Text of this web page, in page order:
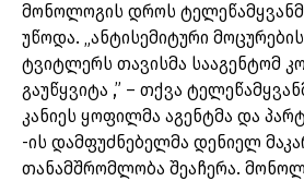
მონოლოგის დროს
უწოდა. „ანტისემიტური
ტვიტლერს თავისმა სააგენტომ
გაუწყვიტა ,” – თქვა
კანიეს ყოფილმა აგენტმა და
-ის დამფუძნებელმა დენიელ
თანამშრომლობა შეაჩერა.